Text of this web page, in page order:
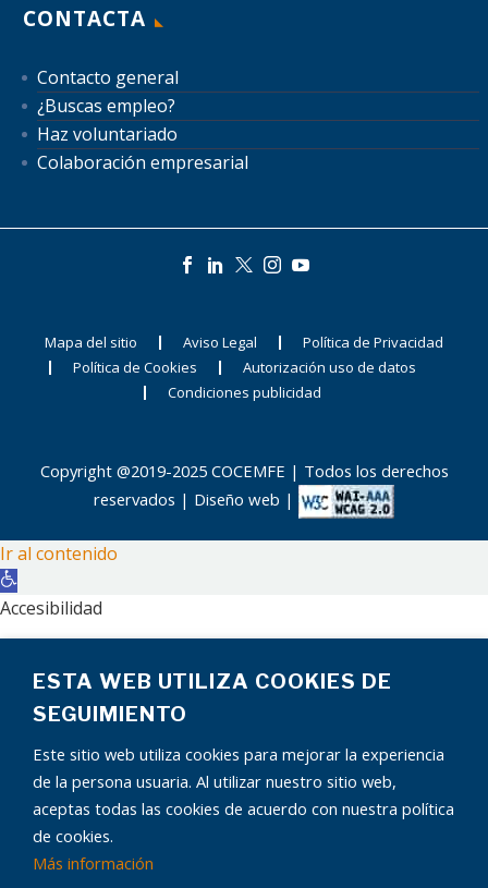
CONTACTA
Contacto general
¿Buscas empleo?
Haz voluntariado
Colaboración empresarial
Mapa del sitio Aviso Legal
Política de Privacidad
Política de Cookies
Autorización uso de datos
Condiciones publicidad
Copyright @2019-2025 COCEMFE | Todos los derechos
reservados | Diseño web |
ESTA WEB UTILIZA COOKIES DE
SEGUIMIENTO
Este sitio web utiliza cookies para mejorar la experiencia
de la persona usuaria. Al utilizar nuestro sitio web,
aceptas todas las cookies de acuerdo con nuestra política
de cookies.
Más información
Ir al contenido
Abrir
barra
de
Accesibilidad
Disminuir texto
Escala de grises
Contraste negativo
Fondo claro
Subrayar enlaces
Fuente legible
Restablecer